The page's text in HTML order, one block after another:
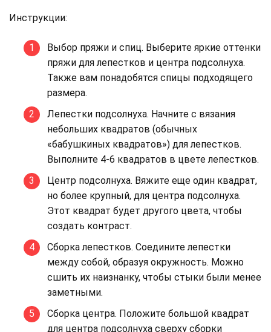
Инструкции:
Выбор пряжи и спиц. Выберите яркие оттенки
пряжи для лепестков и центра подсолнуха.
Также вам понадобятся спицы подходящего
размера.
Лепестки подсолнуха. Начните с вязания
небольших квадратов (обычных
«бабушкиных квадратов») для лепестков.
Выполните 4-6 квадратов в цвете лепестков.
Центр подсолнуха. Вяжите еще один квадрат,
но более крупный, для центра подсолнуха.
Этот квадрат будет другого цвета, чтобы
создать контраст.
Сборка лепестков. Соедините лепестки
между собой, образуя окружность. Можно
сшить их наизнанку, чтобы стыки были менее
заметными.
Сборка центра. Положите большой квадрат
для центра подсолнуха сверху сборки